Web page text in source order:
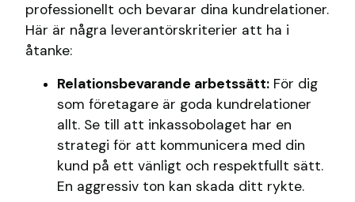
professionellt och bevarar dina kundrelationer.
Här är några leverantörskriterier att ha i
åtanke:
Relationsbevarande arbetssätt:För dig
som företagare är goda kundrelationer
allt. Se till att inkassobolaget har en
strategi för att kommunicera med din
kund på ett vänligt och respektfullt sätt.
En aggressiv ton kan skada ditt rykte.